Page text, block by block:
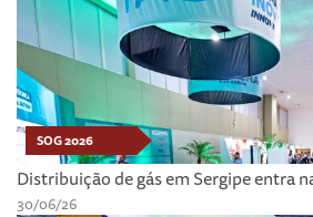
SOG 2026
Distribuição de gás em Sergipe entra
30/06/26